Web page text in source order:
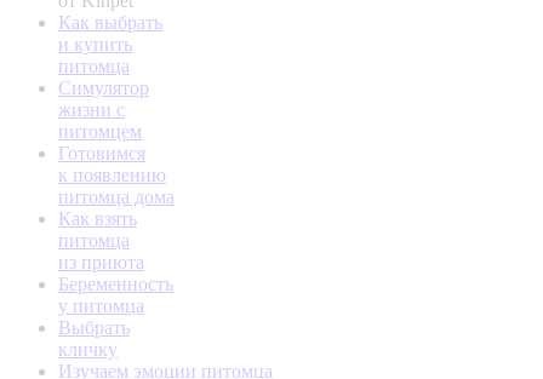
Как выбрать
и купить
питомца
Симулятор
жизни с
питомцем
Готовимся
к появлению
питомца дома
Как взять
питомца
из приюта
Беременность
у питомца
Выбрать
кличку
Изучаем эмоции питомца